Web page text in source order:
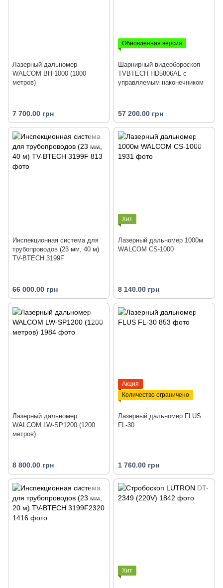
Лазерный дальномер
WALCOM BH-1000 (1000
метров)
7 700.00 грн
Обновленная версия
Шарнирный видеобороскоп
TVBTECH HD5806AL с
управляемым наконечником
57 200.00 грн
Инспекционная система для
трубопроводов (23 мм, 40 м)
TV-BTECH 3199F
66 000.00 грн
Хит
Лазерный дальномер 1000м
WALCOM CS-1000
8 140.00 грн
Лазерный дальномер
WALCOM LW-SP1200 (1200
метров)
8 800.00 грн
Акция
Количество ограничено
Лазерный дальномер FLUS
FL-30
1 760.00 грн
Хит